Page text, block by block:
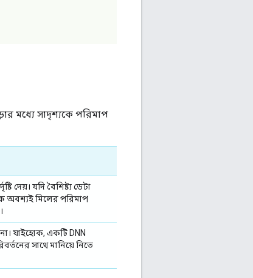
মধ্যে সাদৃশ্যকে পরিমাপ
দেয়। যদি বৈশিষ্ট্য ডেটা
অবশ্যই মিলের পরিমাপ
যাইহোক, একটি DNN
সাথে মানিয়ে নিতে